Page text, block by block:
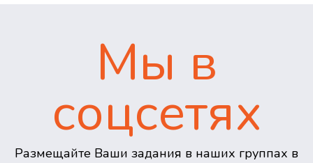
Мы в
соцсетях
Размещайте Ваши задания в наших группах в